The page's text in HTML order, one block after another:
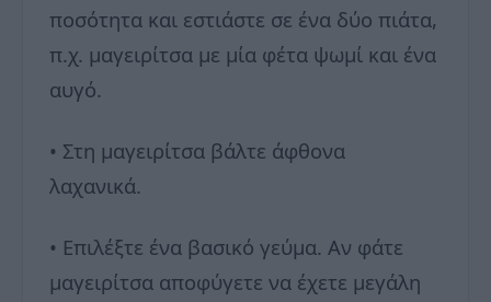
ποσότητα και εστιάστε σε ένα δύο πιάτα,
π.χ. μαγειρίτσα με μία φέτα ψωμί και ένα
αυγό.
• Στη μαγειρίτσα βάλτε άφθονα
λαχανικά.
• Επιλέξτε ένα βασικό γεύμα. Αν φάτε
μαγειρίτσα αποφύγετε να έχετε μεγάλη